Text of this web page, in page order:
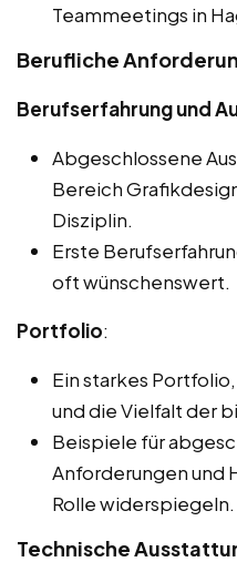
Teammeetings in
Berufliche
Berufserfahrung und
Abgeschlossene
Bereich
Disziplin.
Erste
oft wünschenswert.
Portfolio:
Ein starkes
und die Vielfalt der
Beispiele für
Anforderungen und
Rolle widerspiegeln.
Technische